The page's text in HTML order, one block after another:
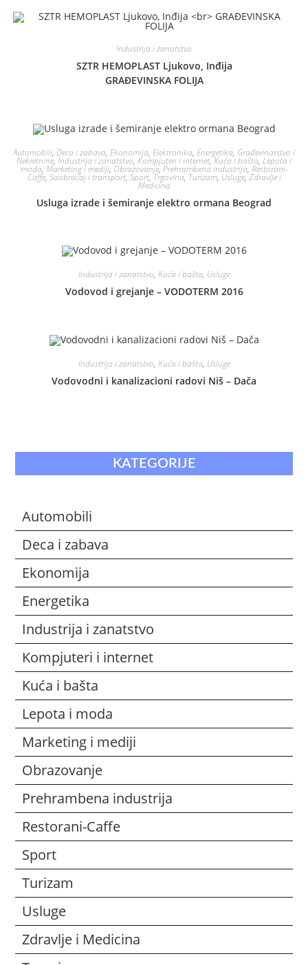
Industrija i zanatstvo
SZTR HEMOPLAST Ljukovo, Inđija
GRAĐEVINSKA FOLIJA
Automobili, Deca i zabava, Ekonomija, Elektronika, Energetika, Građevinarstvo i
Nekretnine, Industrija i zanatstvo, Kompjuteri i internet,Kuća i bašta, Lepota i
moda, Marketing i mediji, Obrazovanje, Prehrambena industrija, Restorani-
Caffe, Saobraćaj i transport, Sport,Trgovina, Turizam, Usluge,Zdravlje i
Medicina
Usluga izrade i šemiranje elektro ormana Beograd
Industrija i zanatstvo, Kuća i bašta, Usluge
Vodovod i grejanje – VODOTERM 2016
Industrija i zanatstvo, Kuća i bašta, Usluge
Vodovodni i kanalizacioni radovi Niš – Dača
KATEGORIJE
Automobili
Deca i zabava
Ekonomija
Energetika
Industrija i zanatstvo
Kompjuteri i internet
Kuća i bašta
Lepota i moda
Marketing i mediji
Obrazovanje
Prehrambena industrija
Restorani-Caffe
Sport
Turizam
Usluge
Zdravlje i Medicina